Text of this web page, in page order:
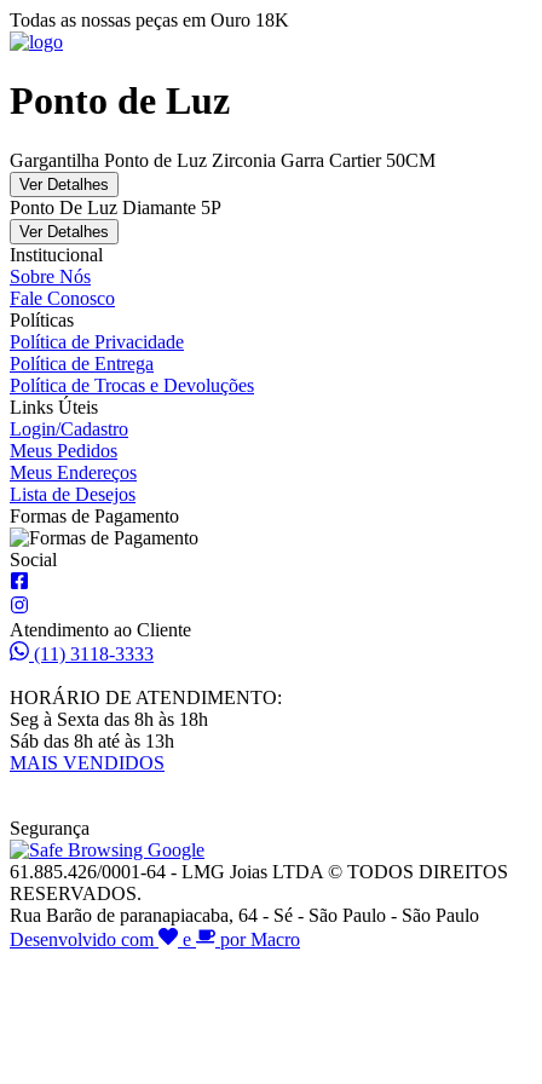
Todas as nossas peças em Ouro 18K
Ponto de Luz
Gargantilha Ponto de Luz Zirconia Garra Cartier 50CM
Ver Detalhes
Ponto De Luz Diamante 5P
Ver Detalhes
Institucional
Sobre Nós
Fale Conosco
Políticas
Política de Privacidade
Política de Entrega
Política de Trocas e Devoluções
Links Úteis
Login/Cadastro
Meus Pedidos
Meus Endereços
Lista de Desejos
Formas de Pagamento
Social
Atendimento ao Cliente
(11) 3118-3333
HORÁRIO DE ATENDIMENTO:
Seg à Sexta das 8h às 18h
Sáb das 8h até às 13h
MAIS VENDIDOS
Segurança
61.885.426/0001-64 - LMG Joias LTDA © TODOS DIREITOS
RESERVADOS.
Rua Barão de paranapiacaba, 64 - Sé - São Paulo - São Paulo
Desenvolvido com
e por Macro